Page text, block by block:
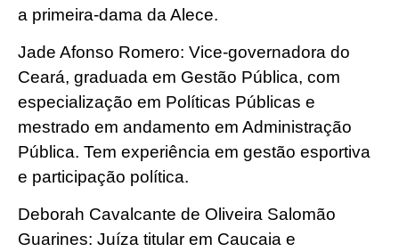
a primeira-dama da Alece.
Jade Afonso Romero: Vice-governadora do
Ceará, graduada em Gestão Pública, com
especialização em Políticas Públicas e
mestrado em andamento em Administração
Pública. Tem experiência em gestão esportiva
e participação política.
Deborah Cavalcante de Oliveira Salomão
Guarines: Juíza titular em Caucaia e